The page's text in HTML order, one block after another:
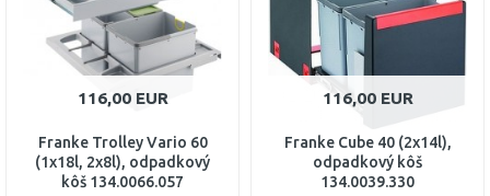
116,00 EUR
Franke Trolley Vario 60
(1x18l, 2x8l), odpadkový
kôš 134.0066.057
116,00 EUR
Franke Cube 40 (2x14l),
odpadkový kôš
134.0039.330